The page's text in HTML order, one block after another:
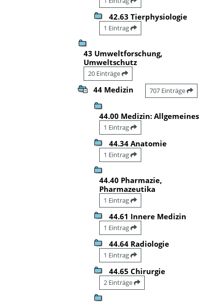
42.63 Tierphysiologie
1 Eintrag
43 Umweltforschung,
Umweltschutz
20 Einträge
44 Medizin 707 Einträge
44.00 Medizin: Allgemeines
1 Eintrag
44.34 Anatomie
1 Eintrag
44.40 Pharmazie,
Pharmazeutika
1 Eintrag
44.61 Innere Medizin
1 Eintrag
44.64 Radiologie
1 Eintrag
44.65 Chirurgie
2 Einträge